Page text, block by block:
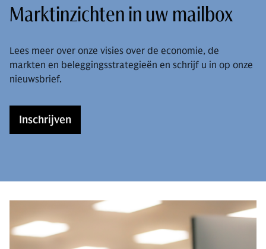
Marktinzichten in uw mailbox
Lees meer over onze visies over de economie, de
markten en beleggingsstrategieën en schrijf u in op onze
nieuwsbrief.
Inschrijven